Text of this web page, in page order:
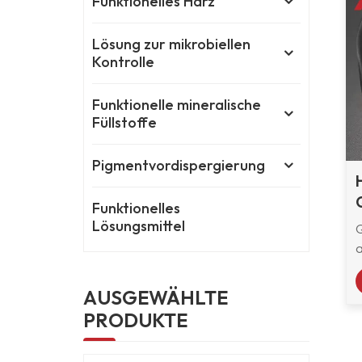
Lösung zur mikrobiellen
Kontrolle
Funktionelle mineralische
Füllstoffe
Pigmentvordispergierung
Funktionelles
Lösungsmittel
AUSGEWÄHLTE
PRODUKTE